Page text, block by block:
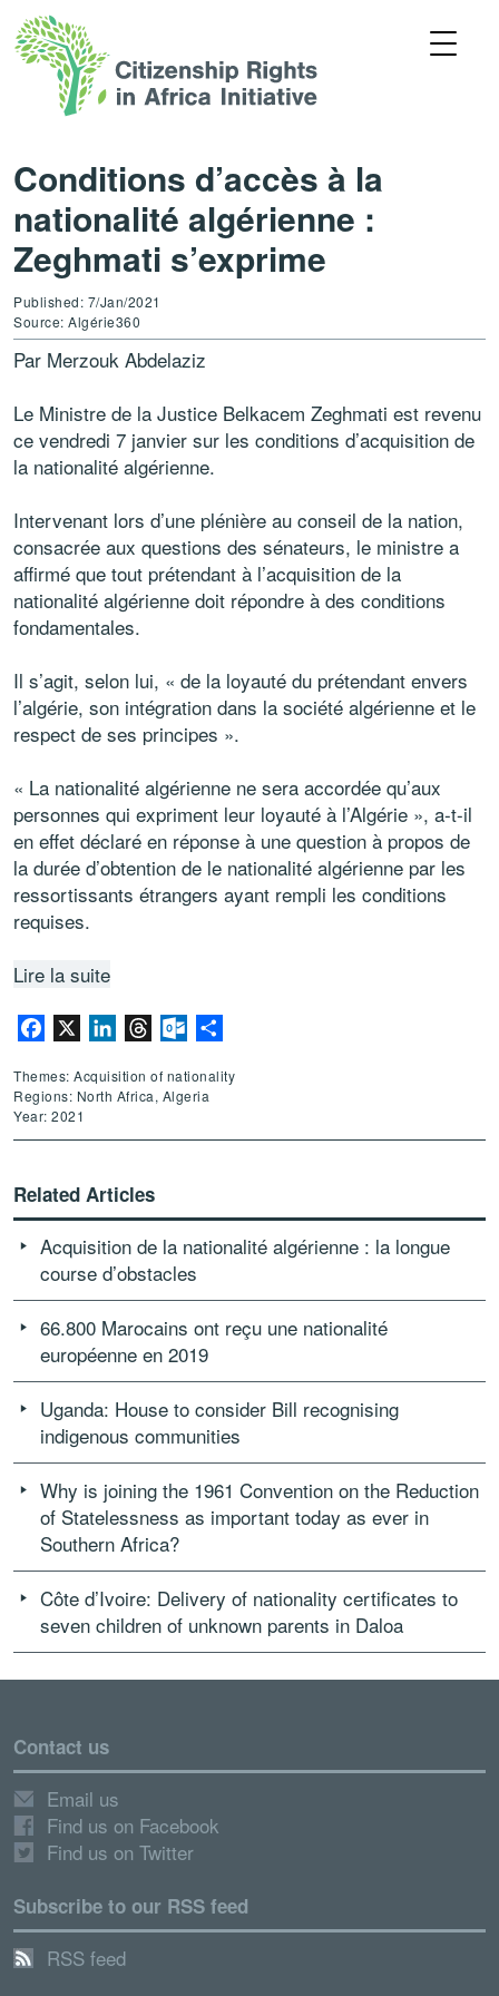
Conditions d’accès à la
nationalité algérienne :
Zeghmati s’exprime
Published: 7/Jan/2021
Source: Algérie360
Par Merzouk Abdelaziz
Le Ministre de la Justice Belkacem Zeghmati est revenu
ce vendredi 7 janvier sur les conditions d’acquisition de
la nationalité algérienne.
Intervenant lors d’une plénière au conseil de la nation,
consacrée aux questions des sénateurs, le ministre a
affirmé que tout prétendant à l’acquisition de la
nationalité algérienne doit répondre à des conditions
fondamentales.
Il s’agit, selon lui, « de la loyauté du prétendant envers
l’algérie, son intégration dans la société algérienne et le
respect de ses principes ».
« La nationalité algérienne ne sera accordée qu’aux
personnes qui expriment leur loyauté à l’Algérie », a-t-il
en effet déclaré en réponse à une question à propos de
la durée d’obtention de le nationalité algérienne par les
ressortissants étrangers ayant rempli les conditions
requises.
Lire la suite
Facebook LinkedInThreadsOutlook.com
Themes: Acquisition of nationality
Regions: North Africa, Algeria
Year: 2021
Related Articles
Acquisition de la nationalité algérienne : la longue
course d’obstacles
66.800 Marocains ont reçu une nationalité
européenne en 2019
Uganda: House to consider Bill recognising
indigenous communities
Why is joining the 1961 Convention on the Reduction
of Statelessness as important today as ever in
Southern Africa?
Côte d’Ivoire: Delivery of nationality certificates to
seven children of unknown parents in Daloa
Contact us
Email us
Find us on Facebook
Find us on Twitter
Subscribe to our RSS feed
RSS feed